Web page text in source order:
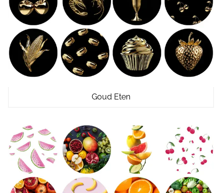
Goud Eten